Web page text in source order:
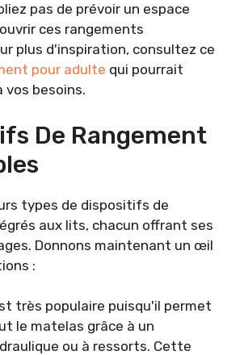
pas de prévoir un espace
ces rangements
plus d'inspiration, consultez ce
pour adulte qui pourrait
vos besoins.
De Rangement
types de dispositifs de
aux lits, chacun offrant ses
Donnons maintenant un œil
:
très populaire puisqu'il permet
le matelas grâce à un
ou à ressorts. Cette